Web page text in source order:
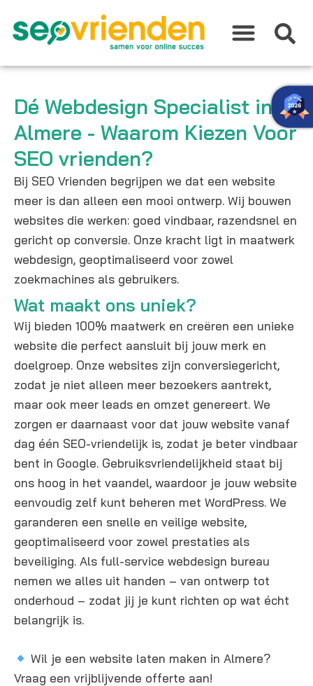
naar
inhoud
Dé Webdesign Specialist in
Almere - Waarom Kiezen Voor
SEO vrienden?
Bij SEO Vrienden begrijpen we dat een website
meer is dan alleen een mooi ontwerp. Wij bouwen
websites die werken: goed vindbaar, razendsnel en
gericht op conversie. Onze kracht ligt in maatwerk
webdesign, geoptimaliseerd voor zowel
zoekmachines als gebruikers.
Wat maakt ons uniek?
Wij bieden 100% maatwerk en creëren een unieke
website die perfect aansluit bij jouw merk en
doelgroep. Onze websites zijn conversiegericht,
zodat je niet alleen meer bezoekers aantrekt,
maar ook meer leads en omzet genereert. We
zorgen er daarnaast voor dat jouw website vanaf
dag één SEO-vriendelijk is, zodat je beter vindbaar
bent in Google. Gebruiksvriendelijkheid staat bij
ons hoog in het vaandel, waardoor je jouw website
eenvoudig zelf kunt beheren met WordPress. We
garanderen een snelle en veilige website,
geoptimaliseerd voor zowel prestaties als
beveiliging. Als full-service webdesign bureau
nemen we alles uit handen – van ontwerp tot
onderhoud – zodat jij je kunt richten op wat écht
belangrijk is.
Wil je een website laten maken in Almere?
Vraag een vrijblijvende offerte aan!